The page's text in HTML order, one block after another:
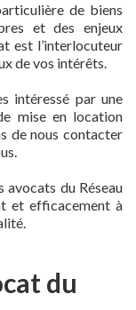
de biens
et des enjeux
est l’interlocuteur
de vos intérêts.
intéressé par une
mise en location
de nous contacter
avocats du Réseau
et efficacement à
du